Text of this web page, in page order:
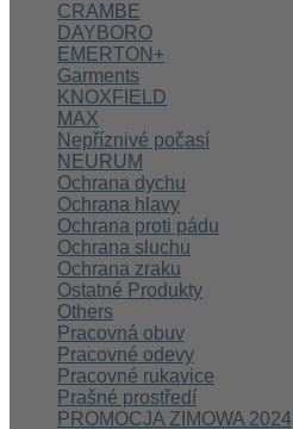
CRAMBE
DAYBORO
EMERTON+
Garments
KNOXFIELD
MAX
Nepříznivé počasí
NEURUM
Ochrana dychu
Ochrana hlavy
Ochrana proti pádu
Ochrana sluchu
Ochrana zraku
Ostatné Produkty
Others
Pracovná obuv
Pracovné odevy
Pracovné rukavice
Prašné prostředí
PROMOCJA ZIMOWA 2024